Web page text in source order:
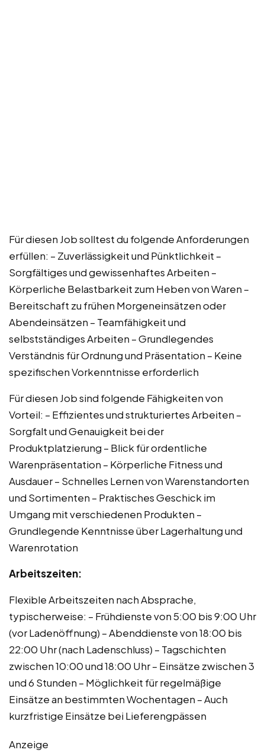
Für diesen Job solltest du folgende Anforderungen
erfüllen: – Zuverlässigkeit und Pünktlichkeit –
Sorgfältiges und gewissenhaftes Arbeiten –
Körperliche Belastbarkeit zum Heben von Waren –
Bereitschaft zu frühen Morgeneinsätzen oder
Abendeinsätzen – Teamfähigkeit und
selbstständiges Arbeiten – Grundlegendes
Verständnis für Ordnung und Präsentation – Keine
spezifischen Vorkenntnisse erforderlich
Für diesen Job sind folgende Fähigkeiten von
Vorteil: – Effizientes und strukturiertes Arbeiten –
Sorgfalt und Genauigkeit bei der
Produktplatzierung – Blick für ordentliche
Warenpräsentation – Körperliche Fitness und
Ausdauer – Schnelles Lernen von Warenstandorten
und Sortimenten – Praktisches Geschick im
Umgang mit verschiedenen Produkten –
Grundlegende Kenntnisse über Lagerhaltung und
Warenrotation
Arbeitszeiten:
Flexible Arbeitszeiten nach Absprache,
typischerweise: – Frühdienste von 5:00 bis 9:00 Uhr
(vor Ladenöffnung) – Abenddienste von 18:00 bis
22:00 Uhr (nach Ladenschluss) – Tagschichten
zwischen 10:00 und 18:00 Uhr – Einsätze zwischen 3
und 6 Stunden – Möglichkeit für regelmäßige
Einsätze an bestimmten Wochentagen – Auch
kurzfristige Einsätze bei Lieferengpässen
Anzeige